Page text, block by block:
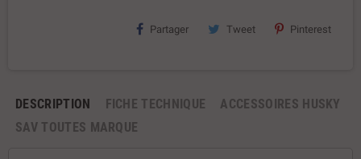
Partager Tweet Pinterest
DESCRIPTION FICHE TECHNIQUE
ACCESSOIRES HUSKY
SAV TOUTES MARQUE